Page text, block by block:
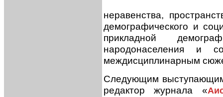
неравенства,
демографического и
прикладной
народонаселения и
междисциплинарным
Следующим
редактор журнала «